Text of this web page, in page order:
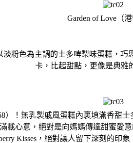
Garden of Love（港
淡粉色為主調的士多啤梨味蛋糕， 巧
卡，比起甜點， 更像是典雅
）！ 無乳製戚風蛋糕內裏填滿香甜士
載心意， 絕對是向媽媽傳達甜蜜愛
Kisses，絕對讓人留下深刻的